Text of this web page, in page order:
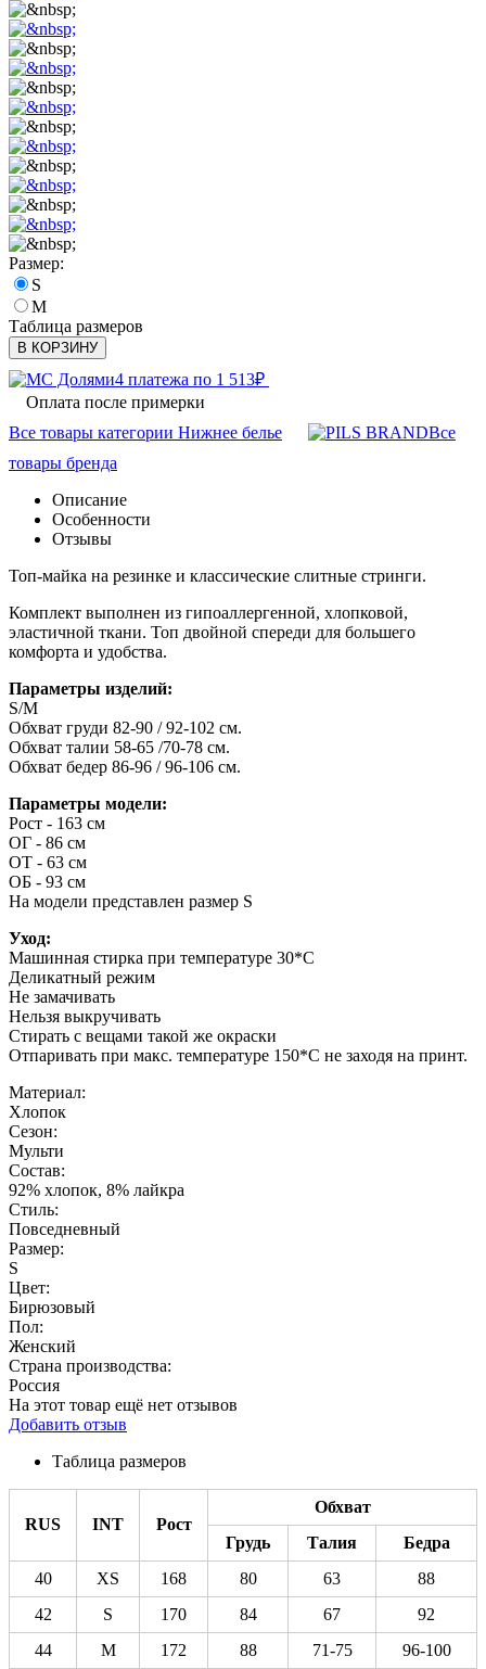
Размер:
S
M
Таблица размеров
В КОРЗИНУ
4 платежа по 1 513₽
Оплата после примерки
Все товары категории Нижнее белье
Все
товары бренда
Описание
Особенности
Отзывы
Топ-майка на резинке и классические слитные стринги.
Комплект выполнен из гипоаллергенной, хлопковой,
эластичной ткани. Топ двойной спереди для большего
комфорта и удобства.
Параметры изделий:
S/M
Обхват груди 82-90 / 92-102 см.
Обхват талии 58-65 /70-78 см.
Обхват бедер 86-96 / 96-106 см.
Параметры модели:
Рост - 163 см
ОГ - 86 см
ОТ - 63 см
ОБ - 93 см
На модели представлен размер S
Уход:
Машинная стирка при температуре 30*С
Деликатный режим
Не замачивать
Нельзя выкручивать
Стирать с вещами такой же окраски
Отпаривать при макс. температуре 150*С не заходя на принт.
Материал:
Хлопок
Сезон:
Мульти
Состав:
92% хлопок, 8% лайкра
Стиль:
Повседневный
Размер:
S
Цвет:
Бирюзовый
Пол:
Женский
Страна производства:
Россия
На этот товар ещё нет отзывов
Добавить отзыв
Таблица размеров
RUS INT Рост
Обхват
Грудь
Талия
Бедра
40
XS 168 80 63
88
42
S 170 84 67
92
44
M 172 88 71-75 96-100